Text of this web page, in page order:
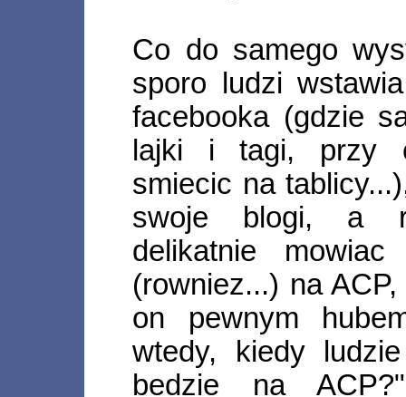
Co do samego
sporo ludzi
facebooka (gdzie
lajki i tagi, przy
smiecic na
swoje blogi, a
delikatnie
(rowniez...) na
on pewnym
wtedy, kiedy
bedzie na